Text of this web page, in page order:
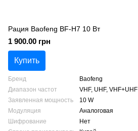
Рация Baofeng BF-H7 10 Вт
1 900.00 грн
Купить
Бренд
Baofeng
Диапазон частот
VHF, UHF, VHF+UHF
Заявленная мощность
10 W
Модуляция
Аналоговая
Шифрование
Нет